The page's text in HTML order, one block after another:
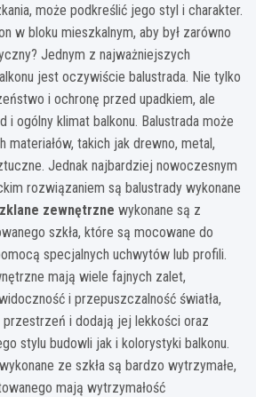
może podkreślić jego styl i charakter.
w bloku mieszkalnym, aby był zarówno
Jednym z najważniejszych
jest oczywiście balustrada. Nie tylko
i ochronę przed upadkiem, ale
i ogólny klimat balkonu. Balustrada może
materiałów, takich jak drewno, metal,
Jednak najbardziej nowoczesnym
rozwiązaniem są balustrady wykonane
zewnętrzne wykonane są z
szkła, które są mocowane do
specjalnych uchwytów lub profili.
mają wiele fajnych zalet,
i przepuszczalność światła,
i dodają jej lekkości oraz
stylu budowli jak i kolorystyki balkonu.
ze szkła są bardzo wytrzymałe,
mają wytrzymałość